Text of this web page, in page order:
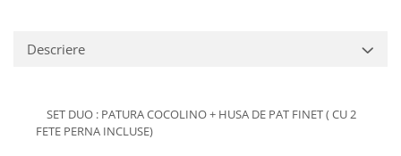
Descriere
SET DUO : PATURA COCOLINO + HUSA DE PAT FINET ( CU 2
FETE PERNA INCLUSE)